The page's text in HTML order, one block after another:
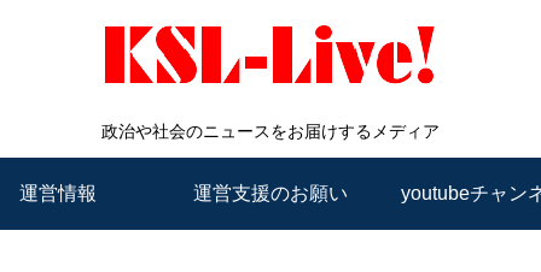
政治や社会のニュースをお届けするメディア
運営情報 運営支援のお願い youtubeチャン